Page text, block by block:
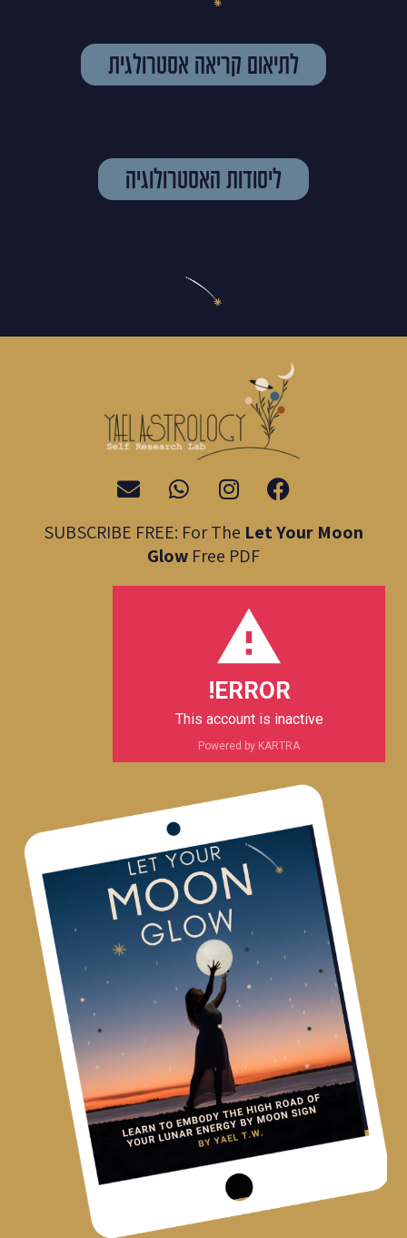
לתיאום קריאה אסטרולגית
ליסודות האסטרולוגיה
F
a
c
e
o
k
I
n
s
t
a
g
a
m
W
h
a
t
s
a
E
n
v
e
o
SUBSCRIBE FREE: For The Let Your Moon
Glow Free PDF
ERROR!
This account is inactive
Powered by KARTRA